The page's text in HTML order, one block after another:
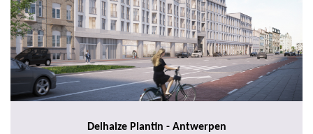
Delhaize Plantin - Antwerpen